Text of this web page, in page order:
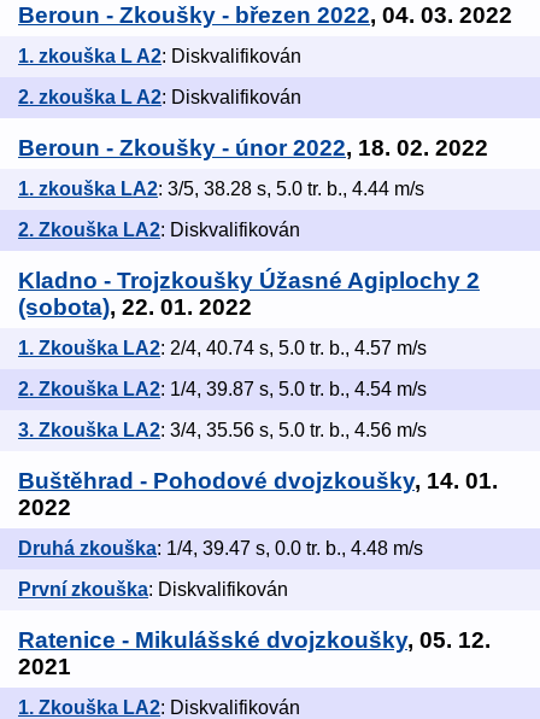
Beroun - Zkoušky - březen 2022, 04. 03. 2022
1. zkouška L A2: Diskvalifikován
2. zkouška L A2: Diskvalifikován
Beroun - Zkoušky - únor 2022, 18. 02. 2022
1. zkouška LA2: 3/5, 38.28 s, 5.0 tr. b., 4.44 m/s
2. Zkouška LA2: Diskvalifikován
Kladno - Trojzkoušky Úžasné Agiplochy 2
(sobota), 22. 01. 2022
1. Zkouška LA2: 2/4, 40.74 s, 5.0 tr. b., 4.57 m/s
2. Zkouška LA2: 1/4, 39.87 s, 5.0 tr. b., 4.54 m/s
3. Zkouška LA2: 3/4, 35.56 s, 5.0 tr. b., 4.56 m/s
Buštěhrad - Pohodové dvojzkoušky, 14. 01.
2022
Druhá zkouška: 1/4, 39.47 s, 0.0 tr. b., 4.48 m/s
První zkouška: Diskvalifikován
Ratenice - Mikulášské dvojzkoušky, 05. 12.
2021
1. Zkouška LA2: Diskvalifikován